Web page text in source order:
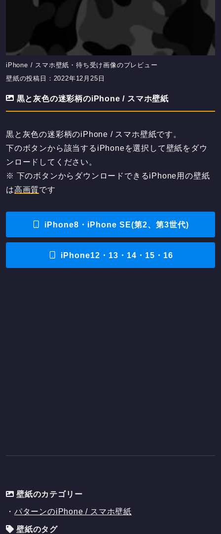
iPhone / スマホ壁紙・待ち受け画像のプレビュー
壁紙の投稿日：2022年12月25日
黒と灰色の迷彩柄のiPhone / スマホ壁紙
黒と灰色の迷彩柄のiPhone / スマホ壁紙です。
下のボタンから該当するiPhoneを選択して壁紙をダウ
ンロードしてください。
※ 下のボタンからダウンロードできるiPhone用の壁紙
は高画質です
iPhone8・iPhone SE(第2、第3世代)
iPhone12・13・14・15・16
壁紙のカテゴリー
・ パターンのiPhone / スマホ壁紙
壁紙のタグ